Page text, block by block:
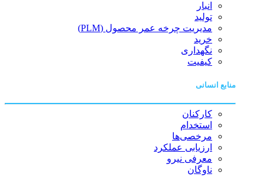
انبار
تولید
مدیریت چرخه عمر محصول (PLM)
خرید
نگهداری
کیفیت
منابع انسانی
کارکنان
استخدام
مرخصی‌ها
ارزیابی عملکرد
معرفی نیرو
ناوگان